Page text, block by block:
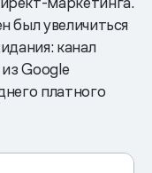
был увеличиться
канал
Google
платного